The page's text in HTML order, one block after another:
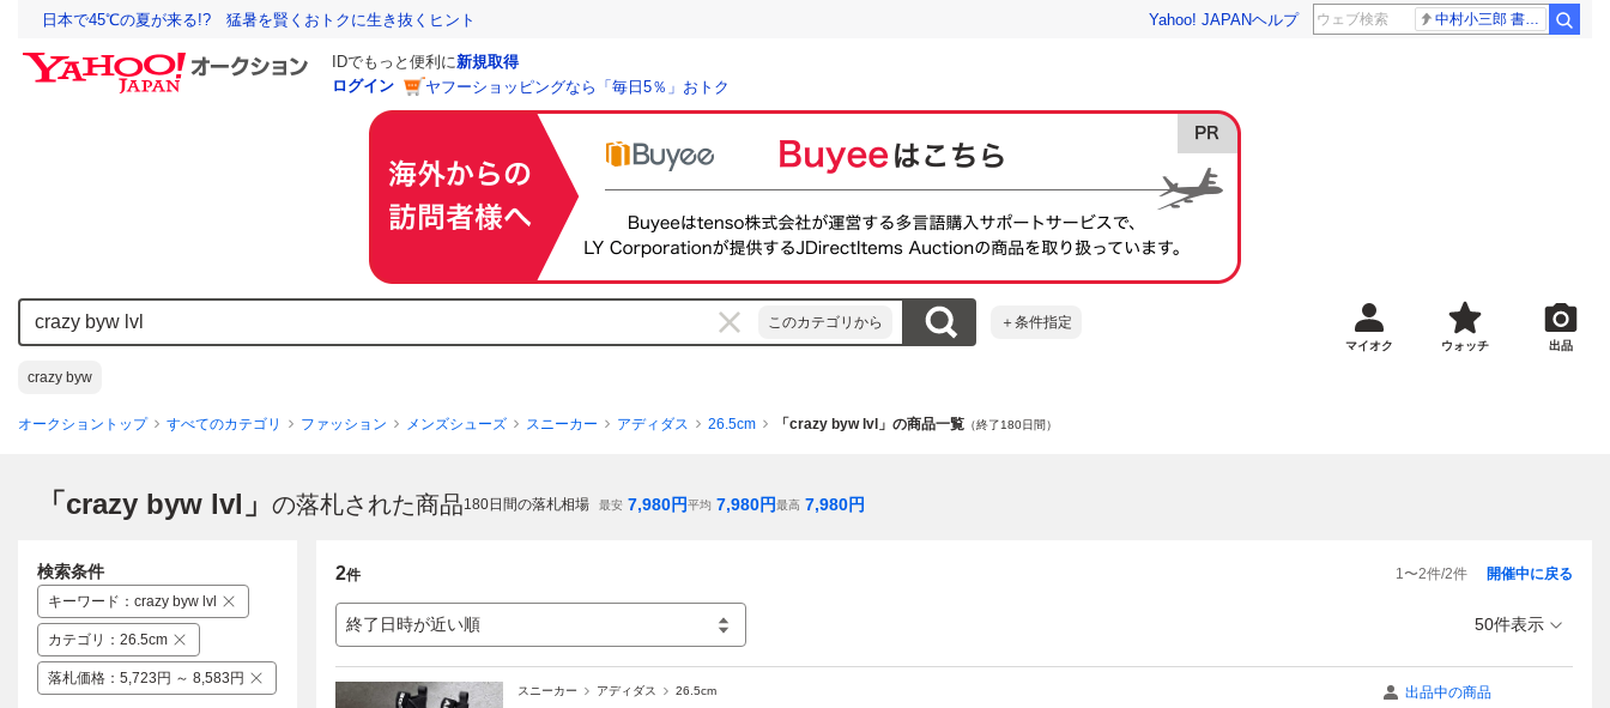
日本で45℃の夏が来る!? 猛暑を賢くおトクに生き抜くヒント Yahoo! JAPANヘルプ 中村小三郎 書類送検
IDでもっと便利に新規取得
ログイン
ヤフーショッピングなら「毎日5％」おトク
このカテゴリから ＋条件指定
crazy byw
マイオク ウォッチ 出品
オークショントップ すべてのカテゴリ ファッション メンズシューズ スニーカー アディダス 26.5cm 「crazy byw lvl」の商品一覧 （終了180日間）
「crazy byw lvl」 の落札された商品180日間の落札相場 最安 7,980円平均 7,980円最高 7,980円
2件 1〜2件/2件
終了日時が近い順
開催中に戻る
50件表示
スニーカー アディダス 26.5cm
出品中の商品
検索条件
キーワード ： crazy byw lvl
カテゴリ ： 26.5cm
落札価格 ： 5,723円 ～ 8,583円